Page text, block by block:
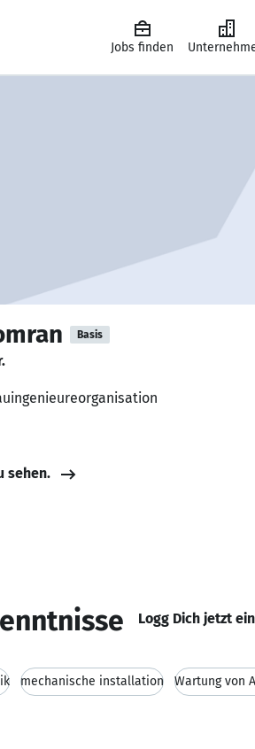
Jobs finden
Basis
sehen.
Logg Dich jetzt
mechanische installation Wartung von